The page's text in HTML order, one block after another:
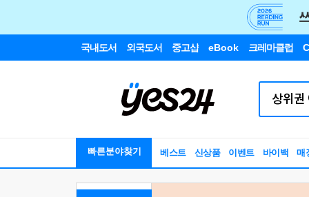
국내도서 외국도서 중고샵 eBook 크레마클럽
빠른분야찾기 베스트 신상품 이벤트 바이백 매